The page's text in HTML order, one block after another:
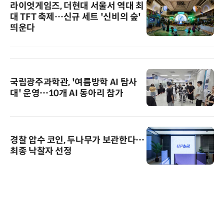
라이엇게임즈, 더현대 서울서 역대 최
대 TFT 축제…신규 세트 '신비의 숲'
띄운다
국립광주과학관, '여름방학 AI 탐사
대' 운영…10개 AI 동아리 참가
경찰 압수 코인, 두나무가 보관한다…
최종 낙찰자 선정